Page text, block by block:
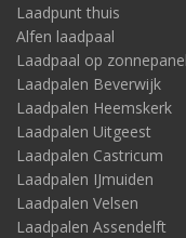
Laadpunt thuis
Alfen laadpaal
Laadpaal op
Laadpalen Beverwijk
Laadpalen Heemskerk
Laadpalen Uitgeest
Laadpalen Castricum
Laadpalen IJmuiden
Laadpalen Velsen
Laadpalen Assendelft